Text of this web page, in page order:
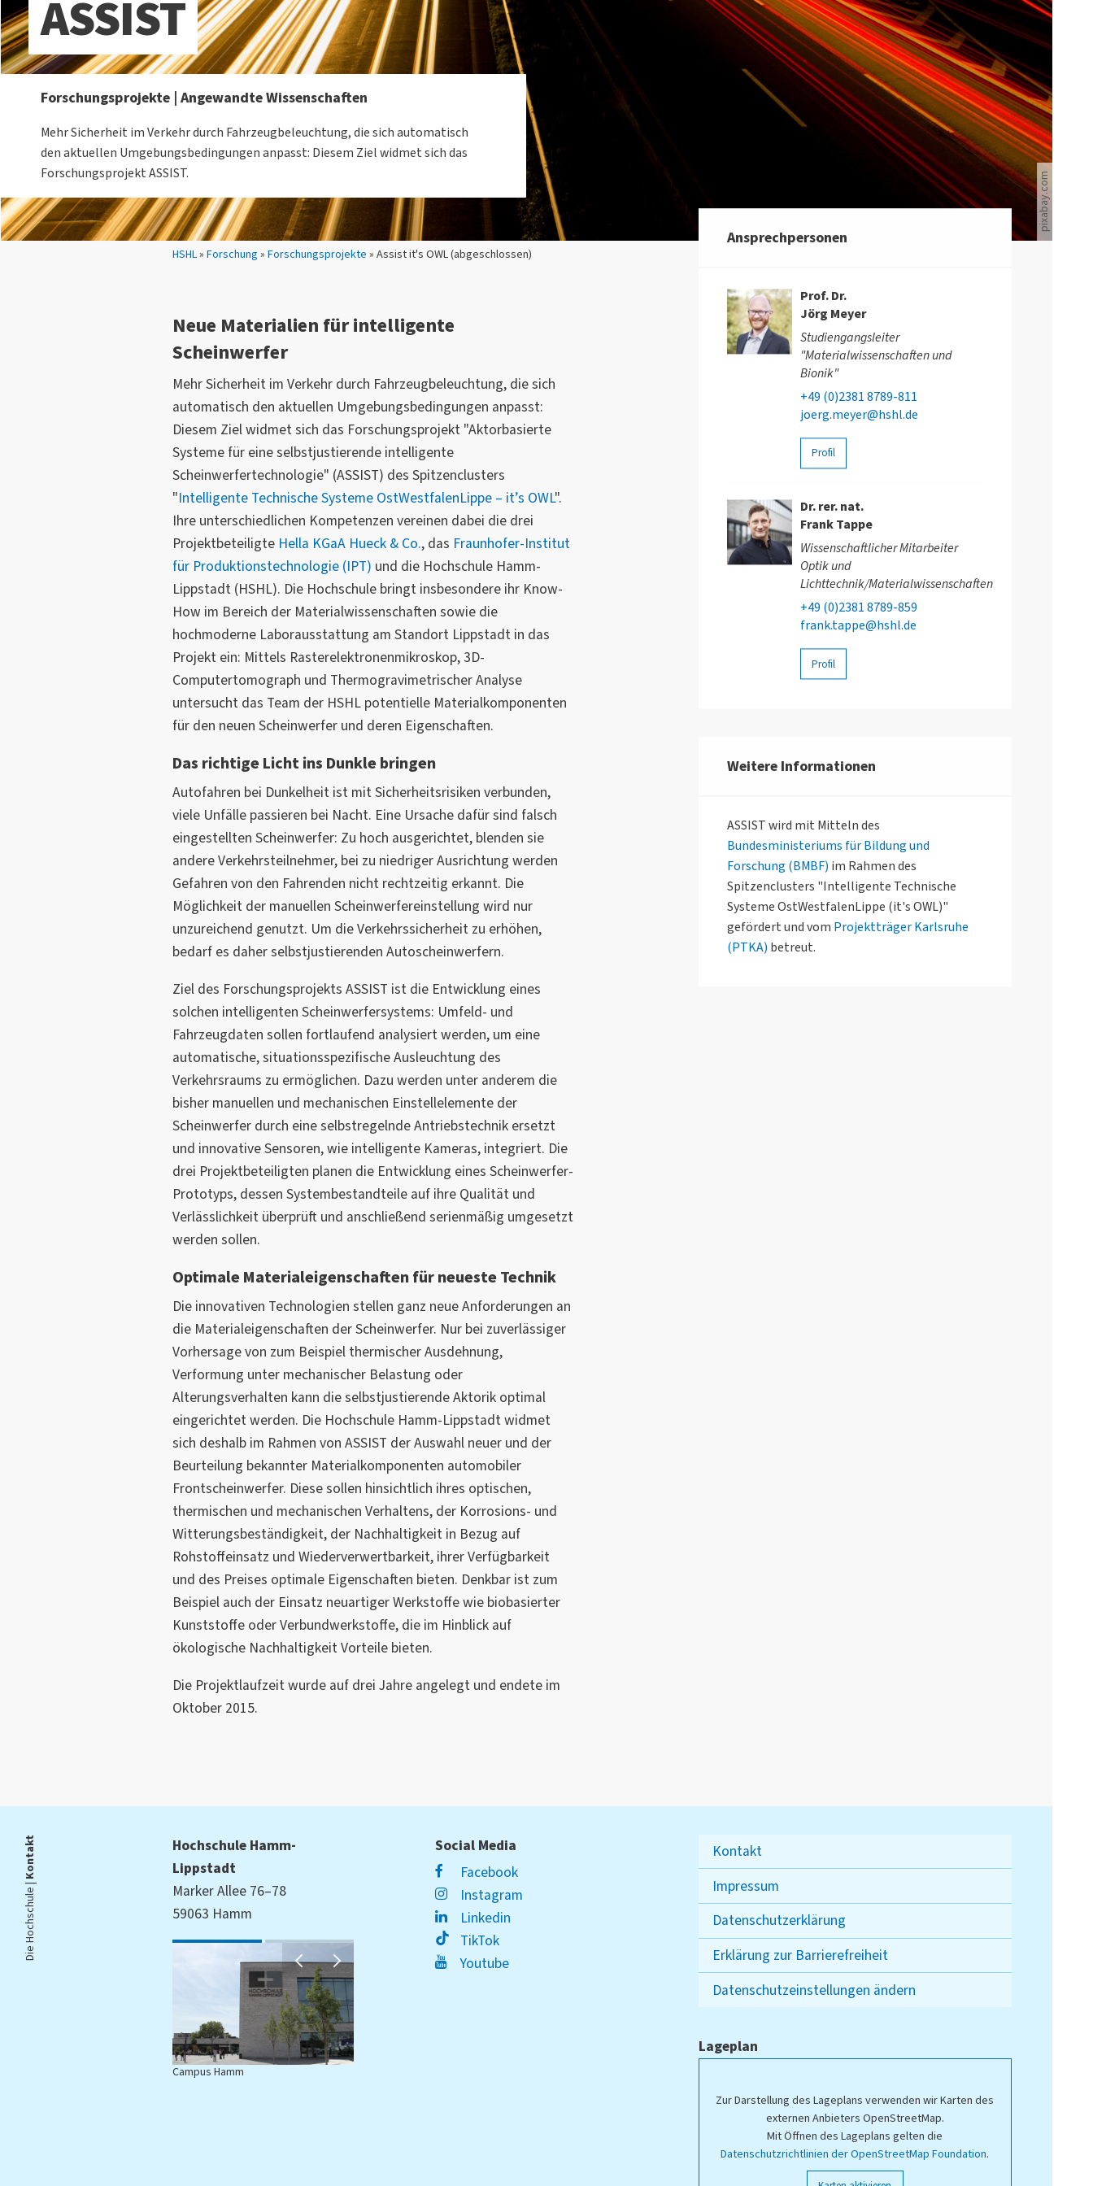
Sie sind hier:
HSHL» Forschung » Forschungsprojekte » Assist it's OWL (abgeschlossen)
Lichter auf nächtlicher Autobahn.
pixabay.com
ASSIST
Forschungsprojekte | Angewandte Wissenschaften
Mehr Sicherheit im Verkehr durch Fahrzeugbeleuchtung, die sich automatisch
den aktuellen Umgebungsbedingungen anpasst: Diesem Ziel widmet sich das
Forschungsprojekt ASSIST.
Neue Materialien für intelligente
Scheinwerfer
Mehr Sicherheit im Verkehr durch Fahrzeugbeleuchtung, die sich
automatisch den aktuellen Umgebungsbedingungen anpasst:
Diesem Ziel widmet sich das Forschungsprojekt "Aktorbasierte
Systeme für eine selbstjustierende intelligente
Scheinwerfertechnologie" (ASSIST) des Spitzenclusters
"Intelligente Technische Systeme OstWestfalenLippe – it’s OWL".
Ihre unterschiedlichen Kompetenzen vereinen dabei die drei
Projektbeteiligte Hella KGaA Hueck & Co., das Fraunhofer-Institut
für Produktionstechnologie (IPT) und die Hochschule Hamm-
Lippstadt (HSHL). Die Hochschule bringt insbesondere ihr Know-
How im Bereich der Materialwissenschaften sowie die
hochmoderne Laborausstattung am Standort Lippstadt in das
Projekt ein: Mittels Rasterelektronenmikroskop, 3D-
Computertomograph und Thermogravimetrischer Analyse
untersucht das Team der HSHL potentielle Materialkomponenten
für den neuen Scheinwerfer und deren Eigenschaften.
Das richtige Licht ins Dunkle bringen
Autofahren bei Dunkelheit ist mit Sicherheitsrisiken verbunden,
viele Unfälle passieren bei Nacht. Eine Ursache dafür sind falsch
eingestellten Scheinwerfer: Zu hoch ausgerichtet, blenden sie
andere Verkehrsteilnehmer, bei zu niedriger Ausrichtung werden
Gefahren von den Fahrenden nicht rechtzeitig erkannt. Die
Möglichkeit der manuellen Scheinwerfereinstellung wird nur
unzureichend genutzt. Um die Verkehrssicherheit zu erhöhen,
bedarf es daher selbstjustierenden Autoscheinwerfern.
Ziel des Forschungsprojekts ASSIST ist die Entwicklung eines
solchen intelligenten Scheinwerfersystems: Umfeld- und
Fahrzeugdaten sollen fortlaufend analysiert werden, um eine
automatische, situationsspezifische Ausleuchtung des
Verkehrsraums zu ermöglichen. Dazu werden unter anderem die
bisher manuellen und mechanischen Einstellelemente der
Scheinwerfer durch eine selbstregelnde Antriebstechnik ersetzt
und innovative Sensoren, wie intelligente Kameras, integriert. Die
drei Projektbeteiligten planen die Entwicklung eines Scheinwerfer-
Prototyps, dessen Systembestandteile auf ihre Qualität und
Verlässlichkeit überprüft und anschließend serienmäßig umgesetzt
werden sollen.
Optimale Materialeigenschaften für neueste Technik
Die innovativen Technologien stellen ganz neue Anforderungen an
die Materialeigenschaften der Scheinwerfer. Nur bei zuverlässiger
Vorhersage von zum Beispiel thermischer Ausdehnung,
Verformung unter mechanischer Belastung oder
Alterungsverhalten kann die selbstjustierende Aktorik optimal
eingerichtet werden. Die Hochschule Hamm-Lippstadt widmet
sich deshalb im Rahmen von ASSIST der Auswahl neuer und der
Beurteilung bekannter Materialkomponenten automobiler
Frontscheinwerfer. Diese sollen hinsichtlich ihres optischen,
thermischen und mechanischen Verhaltens, der Korrosions- und
Witterungsbeständigkeit, der Nachhaltigkeit in Bezug auf
Rohstoffeinsatz und Wiederverwertbarkeit, ihrer Verfügbarkeit
und des Preises optimale Eigenschaften bieten. Denkbar ist zum
Beispiel auch der Einsatz neuartiger Werkstoffe wie biobasierter
Kunststoffe oder Verbundwerkstoffe, die im Hinblick auf
ökologische Nachhaltigkeit Vorteile bieten.
Die Projektlaufzeit wurde auf drei Jahre angelegt und endete im
Oktober 2015.
Ansprechpersonen
Prof. Dr.
Jörg Meyer
Studiengangsleiter
"Materialwissenschaften und
Bionik"
+49 (0)2381 8789-811
joerg.meyer@hshl.de
Profil
Dr. rer. nat.
Frank Tappe
Wissenschaftlicher Mitarbeiter
Optik und
Lichttechnik/Materialwissenschaften
+49 (0)2381 8789-859
frank.tappe@hshl.de
Profil
Weitere Informationen
ASSIST wird mit Mitteln des
Bundesministeriums für Bildung und
Forschung (BMBF) im Rahmen des
Spitzenclusters "Intelligente Technische
Systeme OstWestfalenLippe (it's OWL)"
gefördert und vom Projektträger Karlsruhe
(PTKA) betreut.
Die Hochschule |
Kontakt
Hochschule Hamm-
Lippstadt
Marker Allee 76–78
59063 Hamm
Campus Hamm
Social Media
Facebook
Instagram
Linkedin
TikTok
Youtube
Kontakt
Impressum
Datenschutzerklärung
Erklärung zur Barrierefreiheit
Datenschutzeinstellungen ändern
Lageplan
Zur Darstellung des Lageplans verwenden wir Karten des
externen Anbieters OpenStreetMap.
Mit Öffnen des Lageplans gelten die
Datenschutzrichtlinien der OpenStreetMap Foundation.